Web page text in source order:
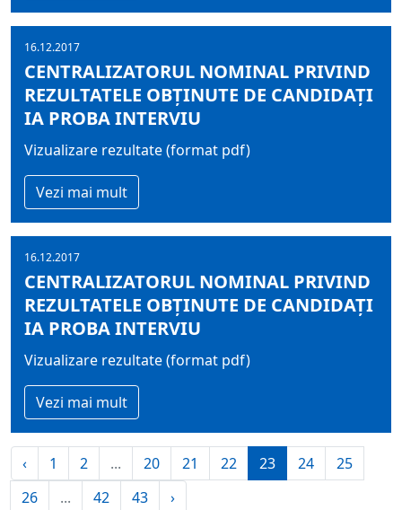
16.12.2017
CENTRALIZATORUL NOMINAL PRIVIND
REZULTATELE OBŢINUTE DE CANDIDAŢI
IA PROBA INTERVIU
Vizualizare rezultate (format pdf)
Vezi mai mult
16.12.2017
CENTRALIZATORUL NOMINAL PRIVIND
REZULTATELE OBŢINUTE DE CANDIDAŢI
IA PROBA INTERVIU
Vizualizare rezultate (format pdf)
Vezi mai mult
‹ 1 2 ... 20 21 22 23 24
25
26
... 42 43 ›